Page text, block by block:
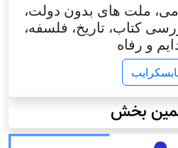
ملت های بدون دولت،
کتاب، تاریخ، فلسفه،
و رفاه
بخش